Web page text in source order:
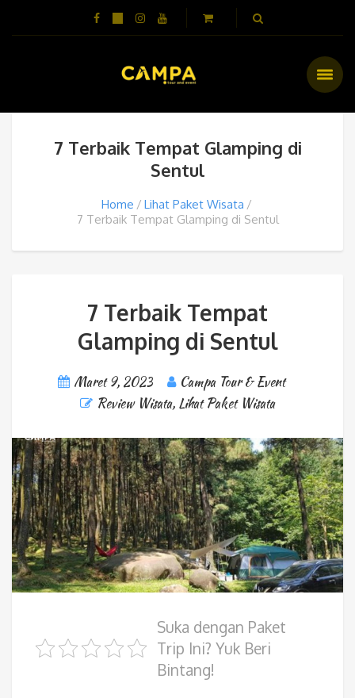
7 Terbaik Tempat Glamping di
Sentul
Home
Lihat Paket Wisata
7 Terbaik Tempat Glamping di Sentul
7 Terbaik Tempat
Glamping di Sentul
Maret 9, 2023
Campa Tour & Event
Review Wisata, Lihat Paket Wisata
Suka dengan Paket
Trip Ini? Yuk Beri
Bintang!